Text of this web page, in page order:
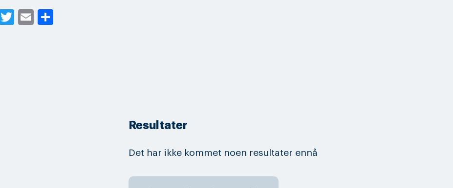
Facebook
Twitter
Email
Resultater
Det har ikke kommet noen resultater ennå